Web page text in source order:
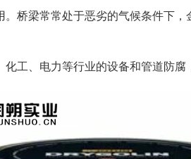
桥梁常常处于恶劣的气候条件下
工、电力等行业的设备和管道防腐